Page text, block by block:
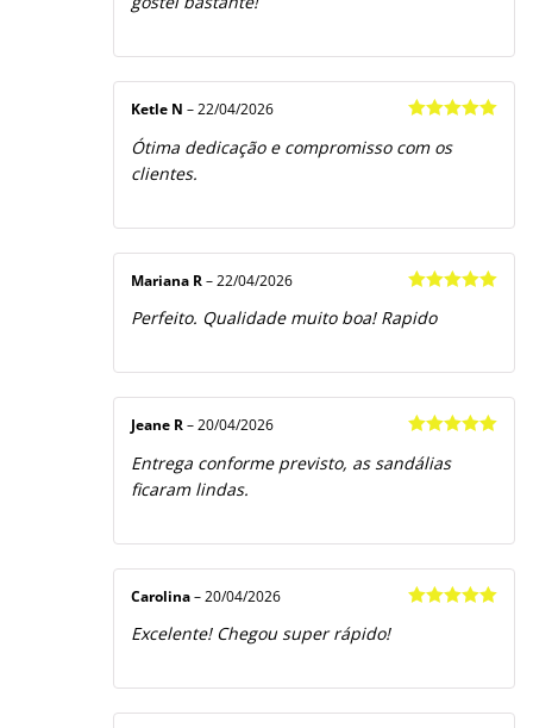
de 5
Ketle N – 22/04/2026
Ótima dedicação e compromisso com os
clientes.
de 5
Mariana R – 22/04/2026
Perfeito. Qualidade muito boa! Rapido
de 5
Jeane R – 20/04/2026
Entrega conforme previsto, as sandálias
ficaram lindas.
Carolina – 20/04/2026
Excelente! Chegou super rápido!